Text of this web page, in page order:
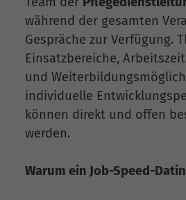
während der gesamten
Gespräche zur Verfügung.
Einsatzbereiche,
und
individuelle
können direkt und offen
werden.
Warum ein Job-Speed-